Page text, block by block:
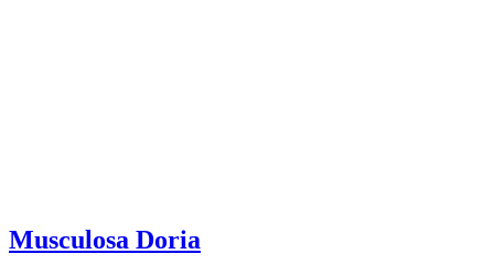
Musculosa Doria